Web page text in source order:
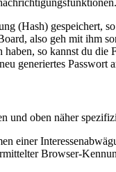
(Hash) gespeichert,
also geh mit ihm
haben, so kannst du
generiertes
und oben näher
einer
Browser-